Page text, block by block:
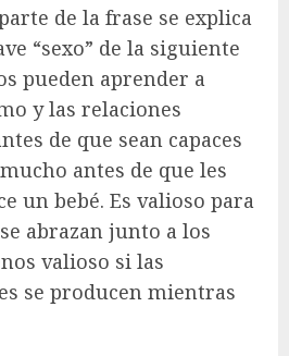
de la frase se explica
“sexo” de la siguiente
pueden aprender a
y las relaciones
de que sean capaces
antes de que les
un bebé. Es valioso para
abrazan junto a los
valioso si las
se producen mientras